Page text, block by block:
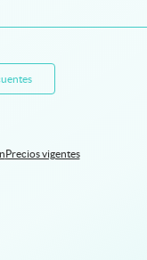
Precios vigentes